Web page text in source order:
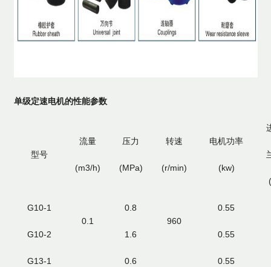
单级定速电机的性能参数
型号
流量
(m3/h)
压力
(MPa)
转速
(r/min)
电机功率
(kw)
G10-1
0.1
0.8
960
0.55
G10-2 1.6 0.55
G13-1
0.6
0.55